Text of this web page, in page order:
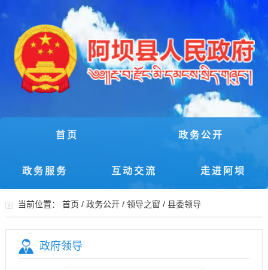
首页 政务公开
政务服务 互动交流 走进阿坝
当前位置： 首页 / 政务公开/ 领导之窗 / 县委领导
政府领导